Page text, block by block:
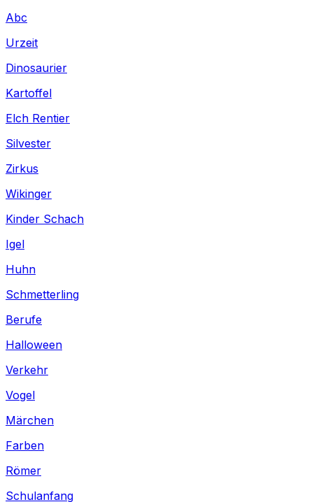
Abc
Urzeit
Dinosaurier
Kartoffel
Elch Rentier
Silvester
Zirkus
Wikinger
Kinder Schach
Igel
Huhn
Schmetterling
Berufe
Halloween
Verkehr
Vogel
Märchen
Farben
Römer
Schulanfang